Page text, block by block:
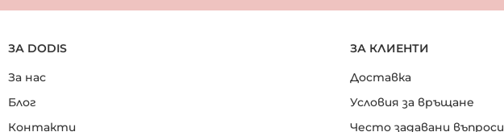
ЗА DODIS
За нас
Блог
Контакти
ЗА КЛИЕНТИ
Доставка
Условия за връщане
Често задавани въпроси